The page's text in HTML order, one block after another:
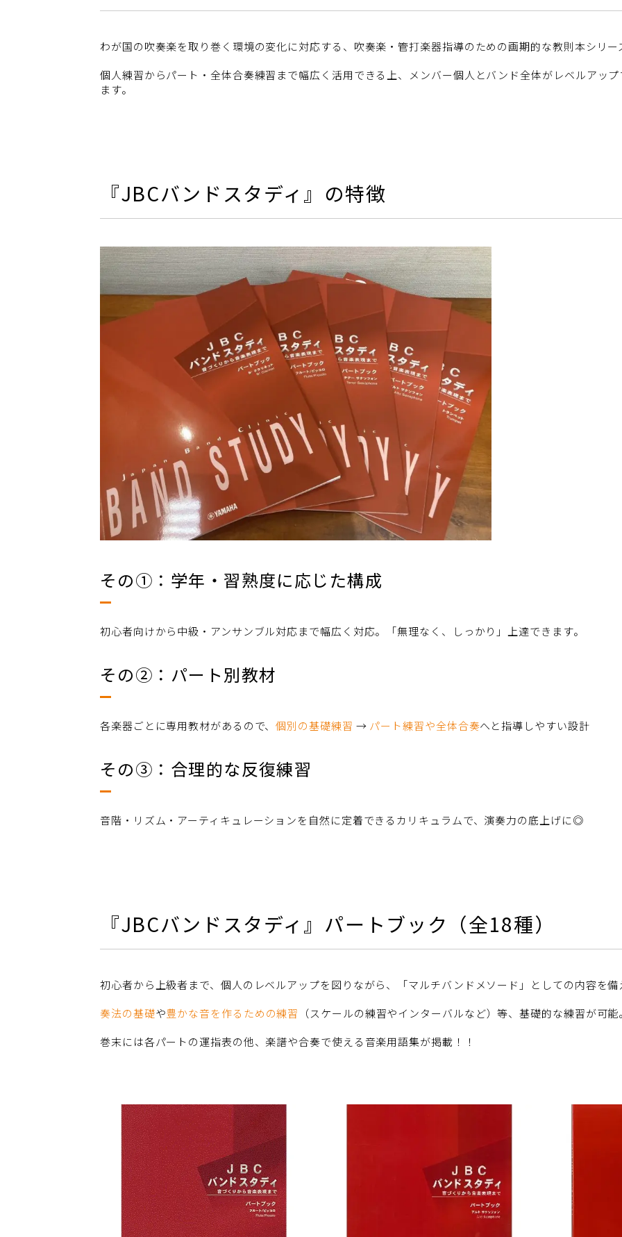
わが国の吹奏楽を取り巻く環境の変化に対応する、吹奏楽・管打楽器指導のための画期的な教則本シリー
個人練習からパート・全体合奏練習まで幅広く活用できる上、メンバー個人とバンド全体がレベルアッ
ます。
『JBCバンドスタディ』の特徴
その①：学年・習熟度に応じた構成
初心者向けから中級・アンサンブル対応まで幅広く対応。「無理なく、しっかり」上達できます。
その②：パート別教材
各楽器ごとに専用教材があるので、個別の基礎練習 → パート練習や全体合奏へと指導しやすい設計
その③：合理的な反復練習
音階・リズム・アーティキュレーションを自然に定着できるカリキュラムで、演奏力の底上げに◎
『JBCバンドスタディ』パートブック（全18種）
初心者から上級者まで、個人のレベルアップを図りながら、「マルチバンドメソード」としての内容を備
奏法の基礎や豊かな音を作るための練習
（スケールの練習やインターバルなど）等、基礎的な練習が可能
巻末には各パートの運指表の他、楽譜や合奏で使える音楽用語集が掲載！！